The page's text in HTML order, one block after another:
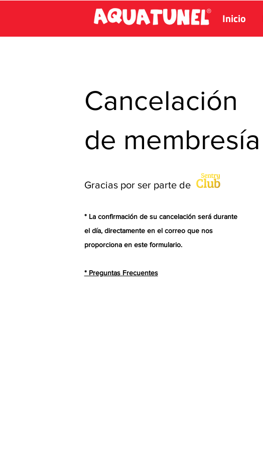
Inicio
Cancelación
de membresía
Gracias por ser parte de
* La confirmación de su cancelación será durante
el día, directamente en el correo que nos
proporciona en este formulario.
* Preguntas Frecuentes